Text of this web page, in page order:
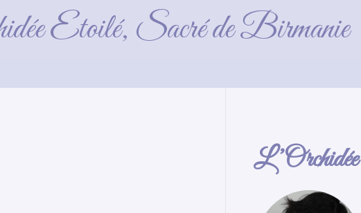
Etoilé, Sacré de Birmanie
Jaïna
L’Orchidée